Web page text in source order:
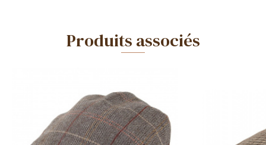
Produits associés